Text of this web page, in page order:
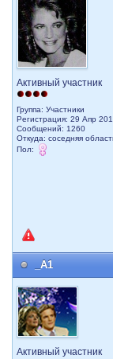
Активный участник
Группа: Участники
Регистрация: 29 Апр
Сообщений: 1260
Откуда: соседняя
Пол:
_A1
Активный участник